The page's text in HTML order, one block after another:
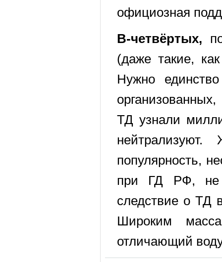
официозная
В-четвёртых,
(даже такие,
Нужно
ТД узнали
популярность,
при ГД РФ, не
следствие о ТД
Широким
отличающий